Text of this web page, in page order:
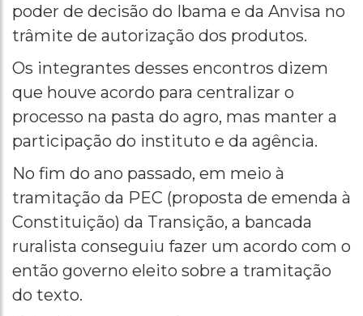
poder de decisão do Ibama e da Anvisa no
trâmite de autorização dos produtos.
Os integrantes desses encontros dizem
que houve acordo para centralizar o
processo na pasta do agro, mas manter a
participação do instituto e da agência.
No fim do ano passado, em meio à
tramitação da PEC (proposta de emenda à
Constituição) da Transição, a bancada
ruralista conseguiu fazer um acordo com o
então governo eleito sobre a tramitação
do texto.